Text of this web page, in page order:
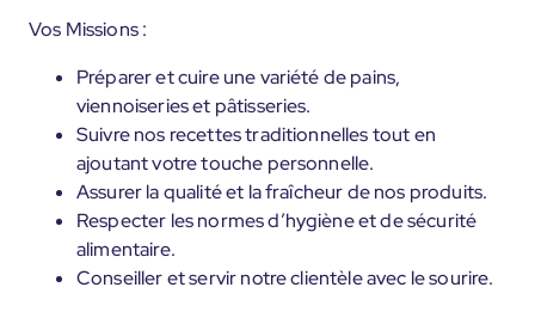
Vos Missions :
Préparer et cuire une variété de pains,
viennoiseries et pâtisseries.
Suivre nos recettes traditionnelles tout en
ajoutant votre touche personnelle.
Assurer la qualité et la fraîcheur de nos produits.
Respecter les normes d’hygiène et de sécurité
alimentaire.
Conseiller et servir notre clientèle avec le sourire.